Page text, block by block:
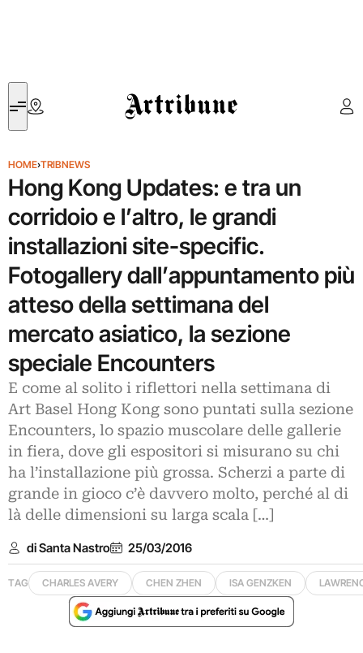
Artribune
HOME›TRIBNEWS
Hong Kong Updates: e tra un
corridoio e l’altro, le grandi
installazioni site-specific.
Fotogallery dall’appuntamento più
atteso della settimana del
mercato asiatico, la sezione
speciale Encounters
E come al solito i riflettori nella settimana di
Art Basel Hong Kong sono puntati sulla sezione
Encounters, lo spazio muscolare delle gallerie
in fiera, dove gli espositori si misurano su chi
ha l’installazione più grossa. Scherzi a parte di
grande in gioco c’è davvero molto, perché al di
là delle dimensioni su larga scala […]
di Santa Nastro 25/03/2016
TAG CHARLES AVERY CHEN ZHEN ISA GENZKEN